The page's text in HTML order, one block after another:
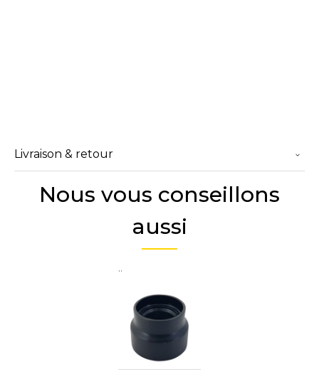
Livraison & retour
Nous vous conseillons
aussi
..